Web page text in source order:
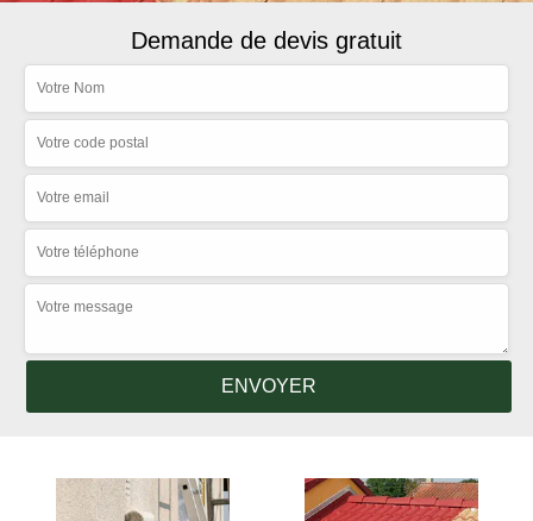
Demande de devis gratuit